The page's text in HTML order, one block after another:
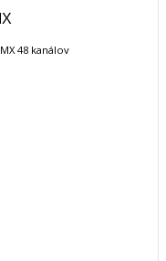
48 kanálov